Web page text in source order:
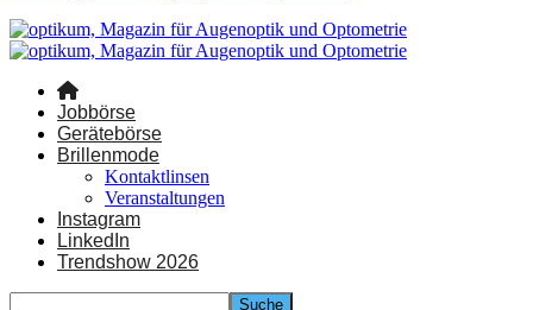
Jobbörse
Gerätebörse
Brillenmode
Kontaktlinsen
Veranstaltungen
Instagram
LinkedIn
Trendshow 2026